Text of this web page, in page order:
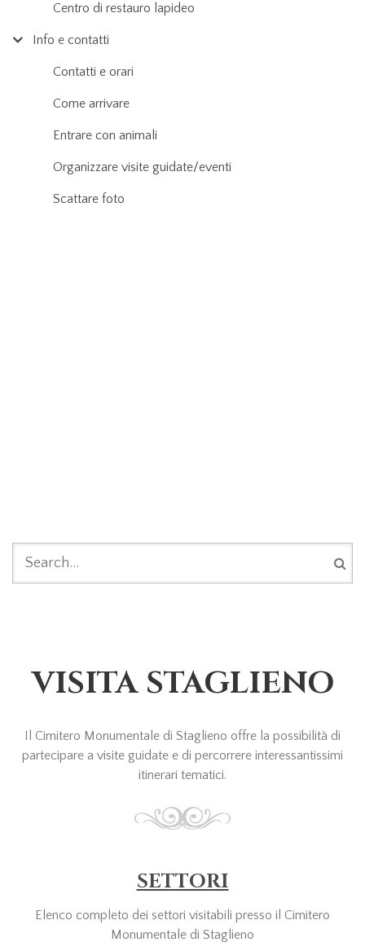
Centro di restauro lapideo
Info e contatti
Contatti e orari
Come arrivare
Entrare con animali
Organizzare visite guidate/eventi
Scattare foto
SEARCH FORM
VISITA STAGLIENO
Il Cimitero Monumentale di Staglieno offre la possibilità di
partecipare a visite guidate e di percorrere interessantissimi
itinerari tematici.
SETTORI
Elenco completo dei settori visitabili presso il Cimitero
Monumentale di Staglieno